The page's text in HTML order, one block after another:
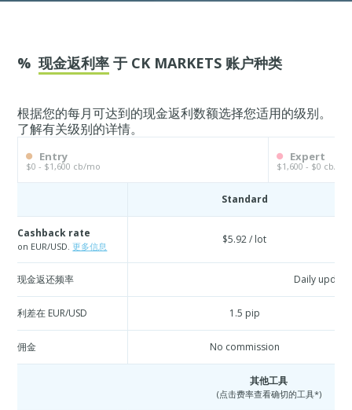
% 现金返利率 于 CK MARKETS 账户种类
根据您的每月可达到的现金返利数额选择您适用的级别。
了解有关级别的详情。
Entry
$0 - $1,600 cb/mo
Expert
$1,600 - $0 cb/mo
Standard
Cashback rate
on EUR/USD.更多信息
$5.92 / lot
现金返还频率 Daily
利差在 EUR/USD 1.5 pip
佣金 No commission
其他工具
(点击费率查看确切的工具*)